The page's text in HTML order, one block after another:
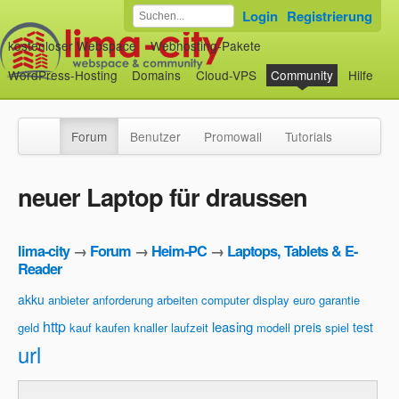
kostenloser Webspace
Webhosting-Pakete
WordPress-Hosting
Domains Cloud-VPS Community Hilfe
Login Registrierung
Forum Benutzer Promowall Tutorials
neuer Laptop für draussen
lima-city→ Forum → Heim-PC → Laptops, Tablets & E-
Reader
akku anbieter anforderung arbeiten computer display euro garantie
geld http kauf kaufen knaller laufzeit leasing modell preis spiel test
url